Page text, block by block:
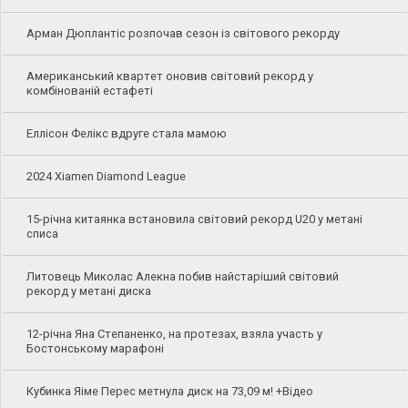
Арман Дюплантіс розпочав сезон із світового рекорду
Американський квартет оновив світовий рекорд у
комбінованій естафеті
Еллісон Фелікс вдруге стала мамою
2024 Xiamen Diamond League
15-річна китаянка встановила світовий рекорд U20 у метані
списа
Литовець Миколас Алекна побив найстаріший світовий
рекорд у метані диска
12-річна Яна Степаненко, на протезах, взяла участь у
Бостонському марафоні
Кубинка Яіме Перес метнула диск на 73,09 м! +Відео